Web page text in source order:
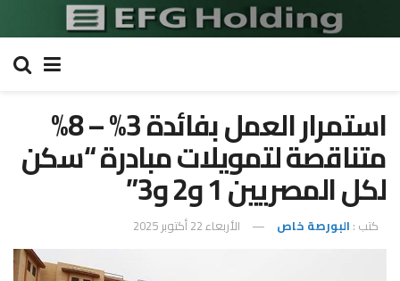
استمرار العمل بفائدة 3% – 8%
متناقصة لتمويلات مبادرة “سكن
لكل المصريين 1 و2 و3”
كتب : البورصة خاص الأربعاء 22 أكتوبر 2025